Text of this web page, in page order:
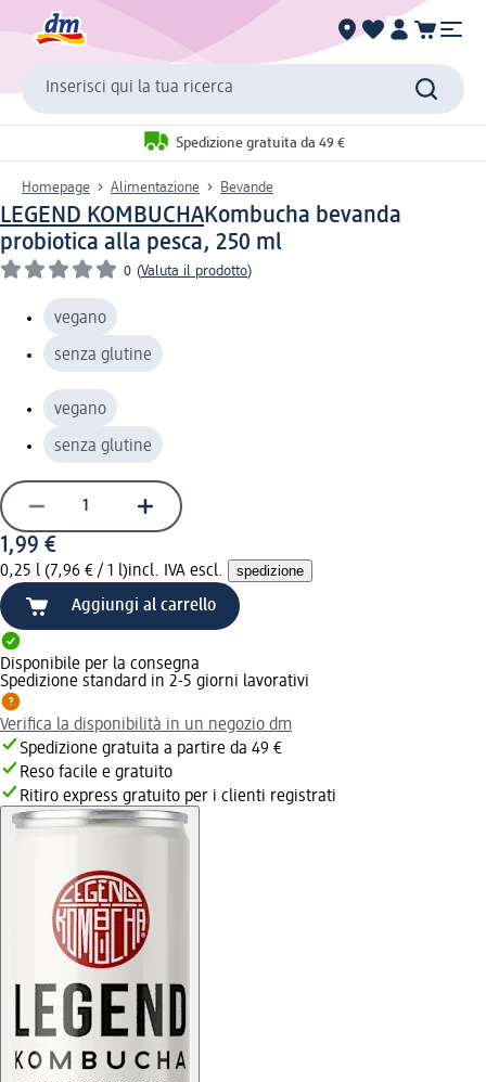
Inserisci qui la tua ricerca
Spedizione gratuita da 49 €
Homepage Alimentazione Bevande
LEGEND KOMBUCHAKombucha bevanda
probiotica alla pesca, 250 ml
0 (Valuta il prodotto)
vegano
senza glutine
vegano
senza glutine
1,99 €
0,25 l (7,96 € / 1 l)incl. IVA escl. spedizione
Aggiungi al carrello
Disponibile per la consegna
Spedizione standard in 2-5 giorni lavorativi
Verifica la disponibilità in un negozio dm
Spedizione gratuita a partire da 49 €
Reso facile e gratuito
Ritiro express gratuito per i clienti registrati